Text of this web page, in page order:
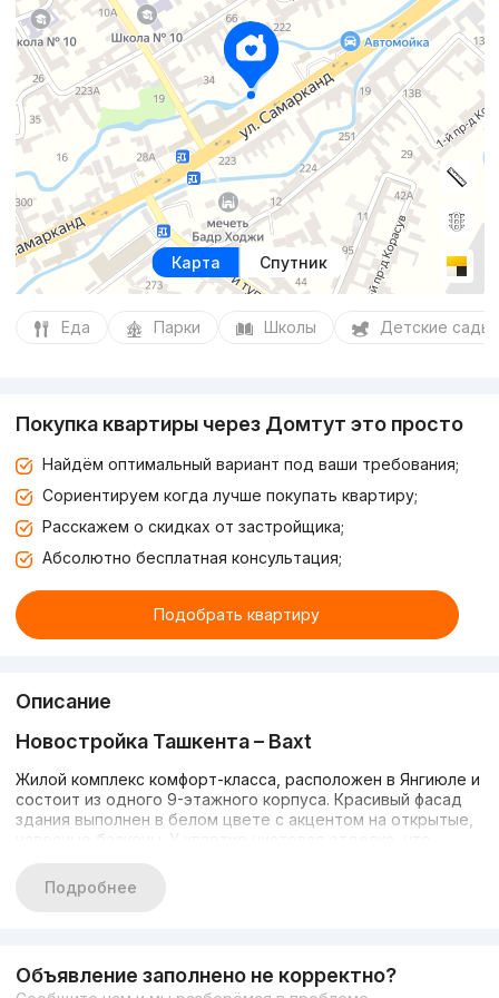
Карта Спутник
Еда Парки Школы Детские сады
Покупка квартиры через Домтут это просто
Найдём оптимальный вариант под ваши требования;
Сориентируем когда лучше покупать квартиру;
Расскажем о скидках от застройщика;
Абсолютно бесплатная консультация;
Подобрать квартиру
Описание
Новостройка Ташкента – Baxt
Жилой комплекс комфорт-класса, расположен в Янгиюле и
состоит из одного 9-этажного корпуса. Красивый фасад
здания выполнен в белом цвете с акцентом на открытые,
навесные балконы. У квартир чистовая отделка, что
квадратных метров.
Подробнее
Объявление заполнено не корректно?